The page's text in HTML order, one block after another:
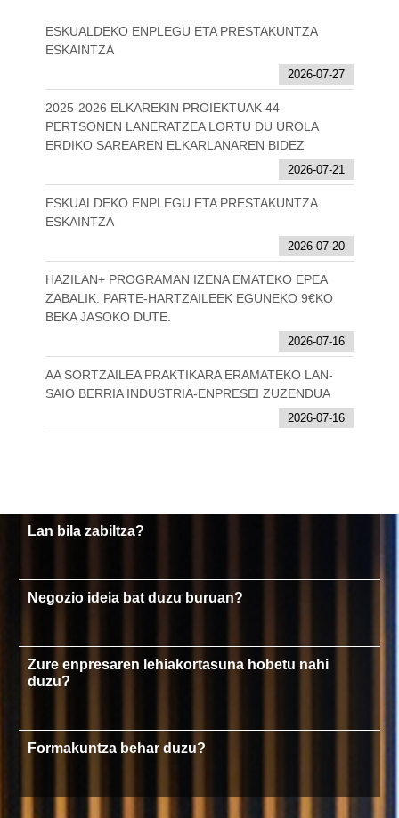
ESKUALDEKO ENPLEGU ETA PRESTAKUNTZA
ESKAINTZA
2026-07-27
2025-2026 ELKAREKIN PROIEKTUAK 44
PERTSONEN LANERATZEA LORTU DU UROLA
ERDIKO SAREAREN ELKARLANAREN BIDEZ
2026-07-21
ESKUALDEKO ENPLEGU ETA PRESTAKUNTZA
ESKAINTZA
2026-07-20
HAZILAN+ PROGRAMAN IZENA EMATEKO EPEA
ZABALIK. PARTE-HARTZAILEEK EGUNEKO 9€KO
BEKA JASOKO DUTE.
2026-07-16
AA SORTZAILEA PRAKTIKARA ERAMATEKO LAN-
SAIO BERRIA INDUSTRIA-ENPRESEI ZUZENDUA
2026-07-16
Lan bila zabiltza?
Negozio ideia bat duzu buruan?
Zure enpresaren lehiakortasuna hobetu nahi
duzu?
Formakuntza behar duzu?